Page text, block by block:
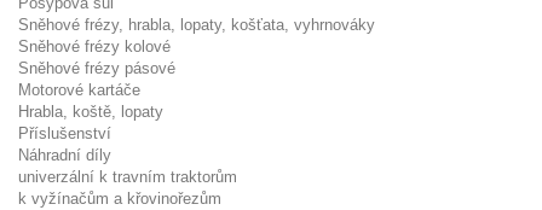
Sněhové frézy, hrabla, lopaty, košťata, vyhrnováky
Sněhové frézy kolové
Sněhové frézy pásové
Motorové kartáče
Hrabla, koště, lopaty
Příslušenství
Náhradní díly
univerzální k travním traktorům
k vyžínačům a křovinořezům